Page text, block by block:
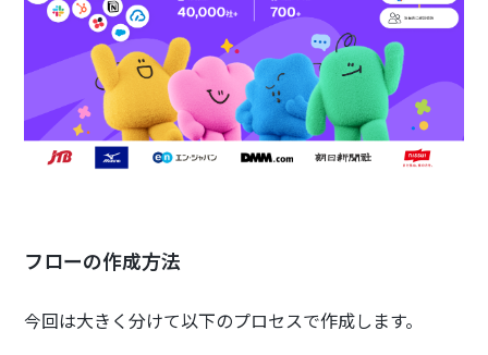
フローの作成方法
今回は大きく分けて以下のプロセスで作成します。